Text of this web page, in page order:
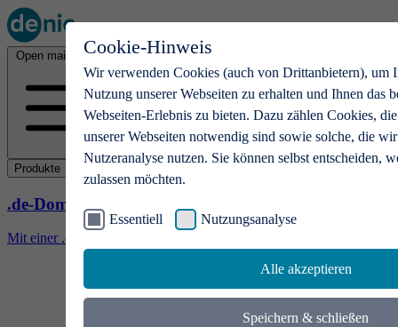
Cookie-Hinweis
Wir verwenden Cookies (auch von Drittanbietern), um
Nutzung unserer Webseiten zu erhalten und Ihnen das
Webseiten-Erlebnis zu bieten. Dazu zählen Cookies,
unserer Webseiten notwendig sind sowie solche, die
Nutzeranalyse nutzen. Sie können selbst entscheiden,
zulassen möchten.
Essentiell Nutzungsanalyse
Alle akzeptieren
Speichern & schließen
Open main menu
Produkte
.de-Domains
Mit einer .de-Domain erhalten Ideen eine Bühne